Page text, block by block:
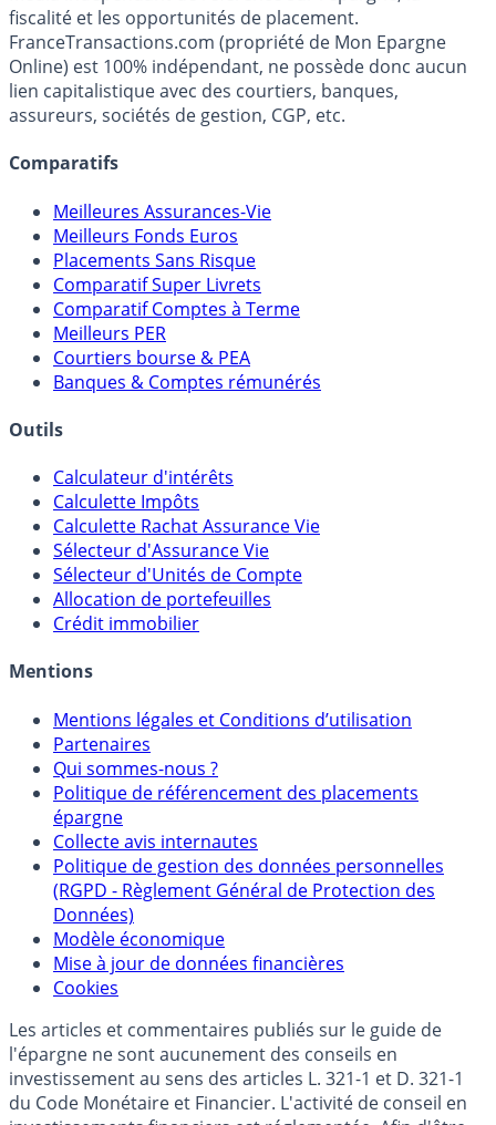
Premier guide épargne de France, en ligne depuis 2001.
Média indépendant de référence sur l'épargne, la
fiscalité et les opportunités de placement.
FranceTransactions.com (propriété de Mon Epargne
Online) est 100% indépendant, ne possède donc aucun
assureurs, sociétés de gestion, CGP, etc.
Comparatifs
Meilleures Assurances-Vie
Meilleurs Fonds Euros
Placements Sans Risque
Comparatif Super Livrets
Comparatif Comptes à Terme
Meilleurs PER
Courtiers bourse & PEA
Banques & Comptes rémunérés
Outils
Calculateur d'intérêts
Calculette Impôts
Calculette Rachat Assurance Vie
Sélecteur d'Assurance Vie
Sélecteur d'Unités de Compte
Crédit immobilier
Mentions
Mentions légales et Conditions d’utilisation
Partenaires
Qui sommes-nous ?
Politique de référencement des placements
épargne
Collecte avis internautes
Politique de gestion des données personnelles
(RGPD - Règlement Général de Protection des
Données)
Modèle économique
Cookies
Les articles et commentaires publiés sur le guide de
l'épargne ne sont aucunement des conseils en